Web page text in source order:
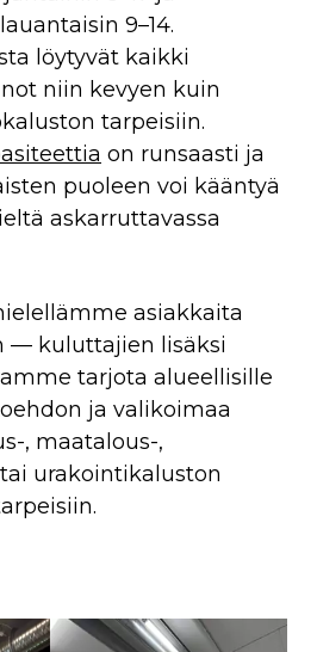
9–14.
löytyvät kaikki
niin kevyen kuin
tarpeisiin.
on runsaasti ja
puoleen voi kääntyä
askarruttavassa
asiakkaita
— kuluttajien lisäksi
tarjota alueellisille
ja valikoimaa
, maatalous-,
urakointikaluston